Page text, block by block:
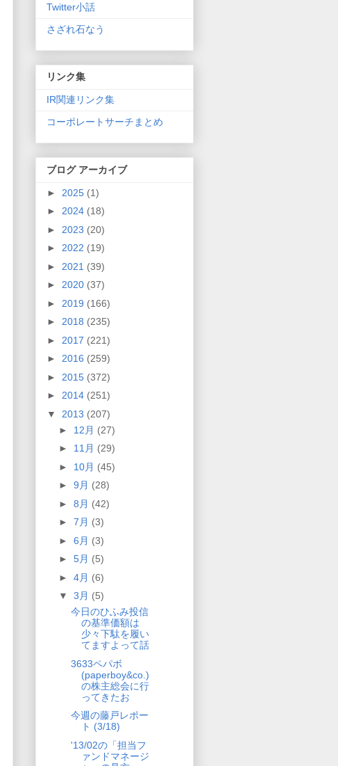
Twitter小話
さざれ石なう
リンク集
IR関連リンク集
コーポレートサーチまとめ
ブログ アーカイブ
► 2025 (1)
► 2024 (18)
► 2023 (20)
► 2022 (19)
► 2021 (39)
► 2020 (37)
► 2019 (166)
► 2018 (235)
► 2017 (221)
► 2016 (259)
► 2015 (372)
► 2014 (251)
▼ 2013 (207)
► 12月 (27)
► 11月 (29)
► 10月 (45)
► 9月 (28)
► 8月 (42)
► 7月 (3)
► 6月 (3)
► 5月 (5)
► 4月 (6)
▼ 3月 (5)
今日のひふみ投信
の基準価額は
少々下駄を履い
てますよって話
3633ペパボ
(paperboy&co.)
の株主総会に行
ってきたお
今週の藤戸レポー
ト (3/18)
'13/02の「担当フ
ァンドマネージ